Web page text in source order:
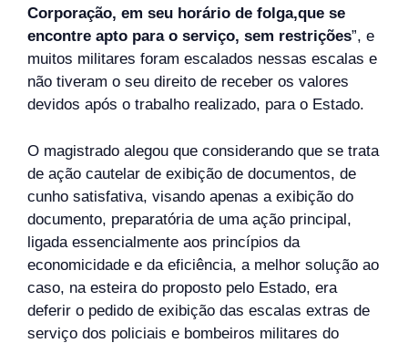
Corporação, em seu horário de folga,que se
encontre apto para o serviço, sem restrições”, e
muitos militares foram escalados nessas escalas e
não tiveram o seu direito de receber os valores
devidos após o trabalho realizado, para o Estado.
O magistrado alegou que considerando que se trata
de ação cautelar de exibição de documentos, de
cunho satisfativa, visando apenas a exibição do
documento, preparatória de uma ação principal,
ligada essencialmente aos princípios da
economicidade e da eficiência, a melhor solução ao
caso, na esteira do proposto pelo Estado, era
deferir o pedido de exibição das escalas extras de
serviço dos policiais e bombeiros militares do